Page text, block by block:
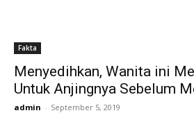
Fakta
Menyedihkan, Wanita ini
Untuk Anjingnya Sebelum
admin - September 5, 2019